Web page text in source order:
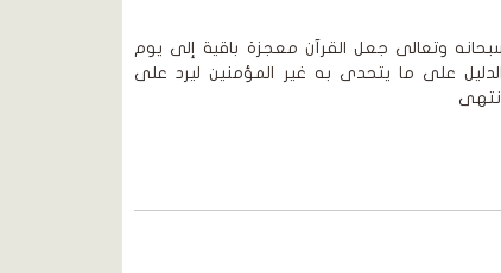
وتعالى جعل القرآن معجزة باقية إلى يوم
على ما يتحدى به غير المؤمنين ليرد على